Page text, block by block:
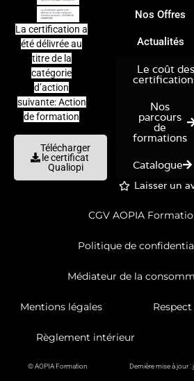
La certification a
été délivrée au
titre de la
catégorie
d’action
suivante: Action
de formation
Télécharger
le certificat
Qualiopi
Nos Offres
Actualités
Le coût des
Nos
parcours
de
formations
Catalogue
Laisser un
CGV AOPIA
Politique de
Médiateur de la
Mentions légales
Règlement intérieur
© AOPIA Formation Dernière mise à jour :